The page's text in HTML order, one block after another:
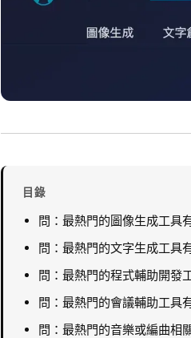
目錄
問：最熱門的圖像生成工具
問：最熱門的文字生成工具
問：最熱門的程式輔助開發
問：最熱門的會議輔助工具
問：最熱門的音樂或編曲相